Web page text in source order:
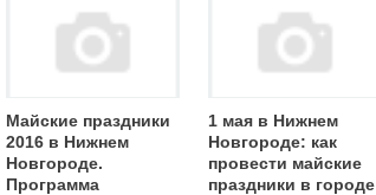
Майские праздники
2016 в Нижнем
Новгороде.
Программа
1 мая в Нижнем
Новгороде: как
провести майские
праздники в городе